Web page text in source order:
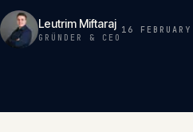
Leutrim Miftaraj
GRÜNDER & CEO
16